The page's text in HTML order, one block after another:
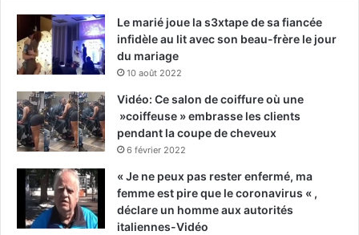
Le marié joue la s3xtape de sa fiancée
infidèle au lit avec son beau-frère le jour
du mariage
10 août 2022
Vidéo: Ce salon de coiffure où une
»coiffeuse » embrasse les clients
pendant la coupe de cheveux
6 février 2022
« Je ne peux pas rester enfermé, ma
femme est pire que le coronavirus « ,
déclare un homme aux autorités
italiennes-Vidéo